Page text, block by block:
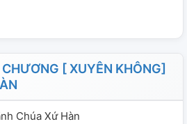
[ XUYÊN KHÔNG]
Chúa Xứ Hàn